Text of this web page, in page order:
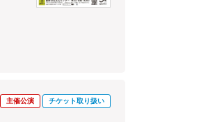
主催公演 チケット取り扱い